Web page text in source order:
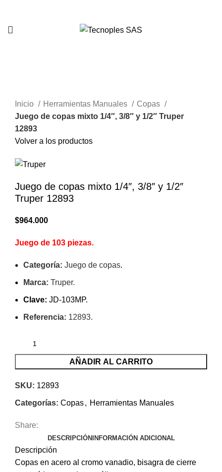
Inicio
Herramientas Manuales
Copas
Juego de copas mixto 1/4″, 3/8″ y 1/2″ Truper
12893
Volver a los productos
Juego de copas mixto 1/4″, 3/8″ y 1/2″
Truper 12893
$964.000
Juego de 103 piezas.
Categoría: Juego de copas.
Marca: Truper.
Clave: JD-103MP.
Referencia: 12893.
AÑADIR AL CARRITO
SKU: 12893
Categorías: Copas, Herramientas Manuales
Share:
DESCRIPCIÓNINFORMACIÓN ADICIONAL
Descripción
Copas en acero al cromo vanadio, bisagra de cierre